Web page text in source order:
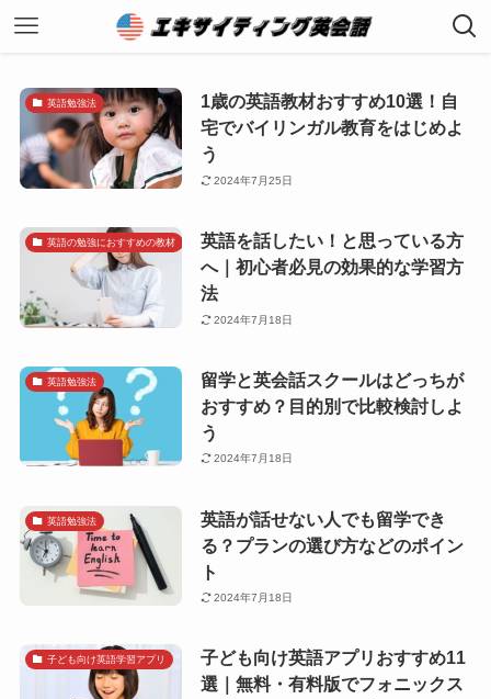
英語勉強法
1歳の英語教材おすすめ10選！自
宅でバイリンガル教育をはじめよ
う
2024年7月25日
英語の勉強におすすめの教材
英語を話したい！と思っている方
へ｜初心者必見の効果的な学習方
法
2024年7月18日
英語勉強法
留学と英会話スクールはどっちが
おすすめ？目的別で比較検討しよ
う
2024年7月18日
英語勉強法
英語が話せない人でも留学でき
る？プランの選び方などのポイン
ト
2024年7月18日
子ども向け英語学習アプリ
子ども向け英語アプリおすすめ11
選｜無料・有料版でフォニックス